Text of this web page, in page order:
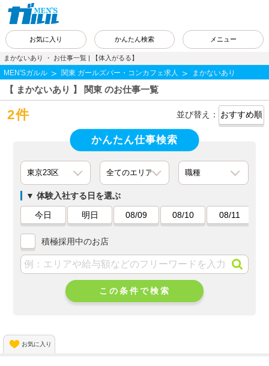
お気に入り かんたん検索 メニュー
まかないあり ・ お仕事一覧 | 【体入がるる】
MEN'Sガルル 関東 ガールズバー・コンカフェ求人 まかないあり
【 まかないあり 】 関東 のお仕事一覧
2件 並び替え：
かんたん仕事検索
体験入社する日を選ぶ
今日
明日 08/09 08/10 08/11
積極採用中のお店
この条件で検索
お気に入り